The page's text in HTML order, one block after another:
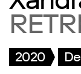
2020